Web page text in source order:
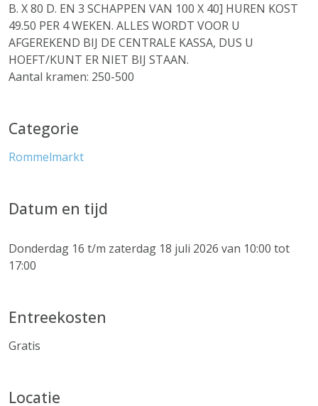
B. X 80 D. EN 3 SCHAPPEN VAN 100 X 40] HUREN KOST
49.50 PER 4 WEKEN. ALLES WORDT VOOR U
AFGEREKEND BIJ DE CENTRALE KASSA, DUS U
HOEFT/KUNT ER NIET BIJ STAAN.
Aantal kramen: 250-500
Categorie
Rommelmarkt
Datum en tijd
Donderdag 16 t/m zaterdag 18 juli 2026 van 10:00 tot
17:00
Entreekosten
Gratis
Locatie